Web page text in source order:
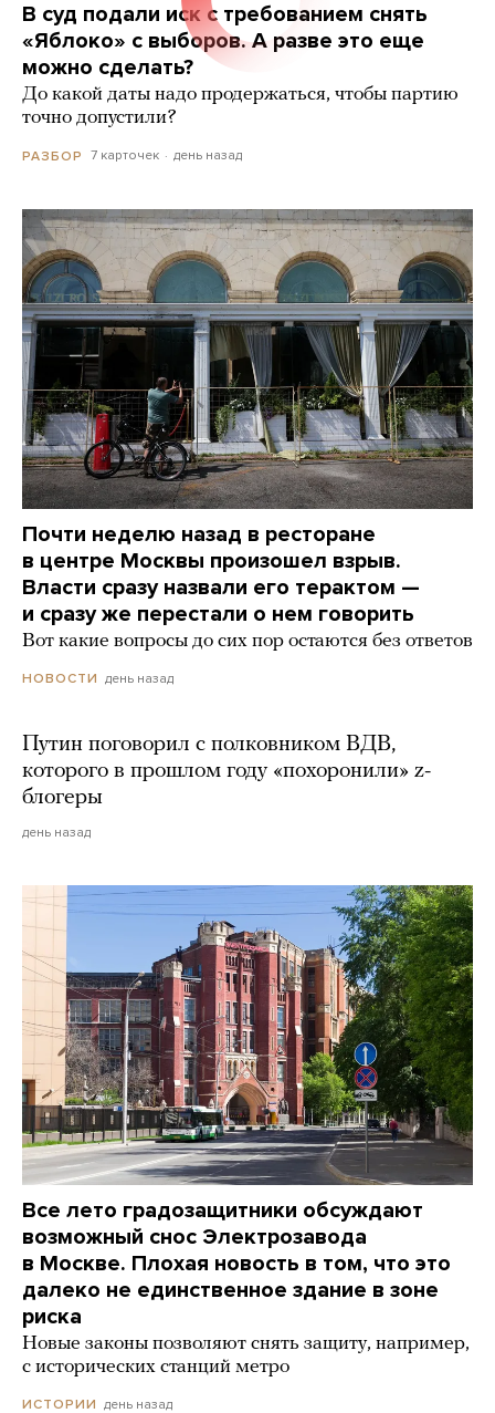
В суд подали иск с требованием снять
«Яблоко» с выборов. А разве это еще
можно сделать?
До какой даты надо продержаться, чтобы партию
точно допустили?
РАЗБОР 7 карточек день назад
Почти неделю назад в ресторане
в центре Москвы произошел взрыв.
Власти сразу назвали его терактом —
и сразу же перестали о нем говорить
Вот какие вопросы до сих пор остаются без ответов
НОВОСТИ день назад
Путин поговорил с полковником ВДВ,
которого в прошлом году «похоронили» z-
блогеры
день назад
Все лето градозащитники обсуждают
возможный снос Электрозавода
в Москве. Плохая новость в том, что это
далеко не единственное здание в зоне
риска
Новые законы позволяют снять защиту, например,
с исторических станций метро
ИСТОРИИ день назад